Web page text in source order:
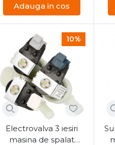
Adauga in cos
10%
Electrovalva 3 iesiri
masina de spalat